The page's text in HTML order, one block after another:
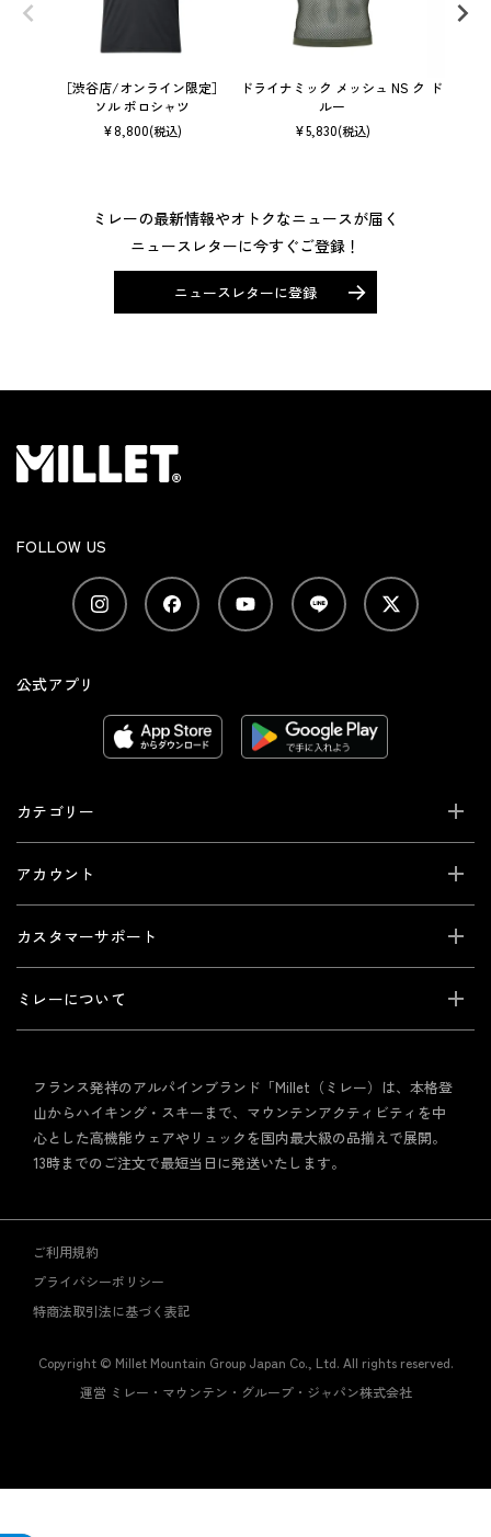
［渋谷店/オンライン限定］
ソル ポロシャツ
¥8,800(税込)
ドライナミック メッシュ NS ク
ルー
¥5,830(税込)
ドライナ
ミレーの最新情報やオトクなニュースが届く
ニュースレターに今すぐご登録！
ニュースレターに登録
FOLLOW US
公式アプリ
カテゴリー
アカウント
カスタマーサポート
ミレーについて
フランス発祥のアルパインブランド「Millet（ミレー）は、本格登
山からハイキング・スキーまで、マウンテンアクティビティを中
心とした高機能ウェアやリュックを国内最大級の品揃えで展開。
13時までのご注文で最短当日に発送いたします。
ご利用規約
プライバシーポリシー
特商法取引法に基づく表記
Copyright © Millet Mountain Group Japan Co., Ltd. All rights reserved.
運営 ミレー・マウンテン・グループ・ジャパン株式会社